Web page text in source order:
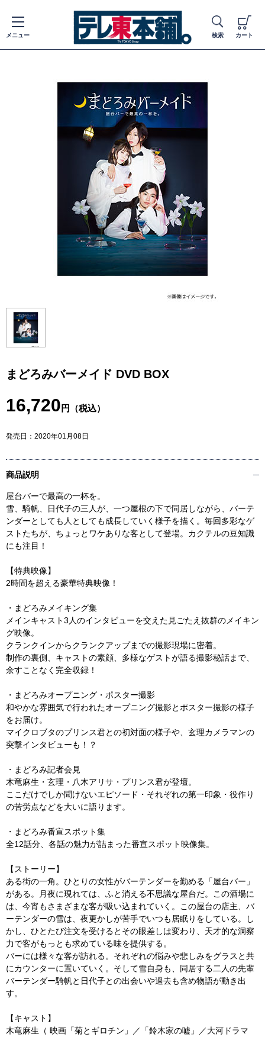
メニュー 検索 カート
まどろみバーメイド DVD BOX
16,720 円（税込）
発売日： 2020年01月08日
商品説明
屋台バーで最高の一杯を。
雪、騎帆、日代子の三人が、一つ屋根の下で同居しながら、バーテ
ンダーとしても人としても成長していく様子を描く。毎回多彩なゲ
ストたちが、ちょっとワケありな客として登場。カクテルの豆知識
にも注目！
【特典映像】
2時間を超える豪華特典映像！
・まどろみメイキング集
メインキャスト3人のインタビューを交えた見ごたえ抜群のメイキン
グ映像。
クランクインからクランクアップまでの撮影現場に密着。
制作の裏側、キャストの素顔、多様なゲストが語る撮影秘話まで、
余すことなく完全収録！
・まどろみオープニング・ポスター撮影
和やかな雰囲気で行われたオープニング撮影とポスター撮影の様子
をお届け。
マイクロブタのプリンス君との初対面の様子や、玄理カメラマンの
突撃インタビューも！？
・まどろみ記者会見
木竜麻生・玄理・八木アリサ・プリンス君が登壇。
ここだけでしか聞けないエピソード・それぞれの第一印象・役作り
の苦労点などを大いに語ります。
・まどろみ番宣スポット集
全12話分、各話の魅力が詰まった番宣スポット映像集。
【ストーリー】
ある街の一角。ひとりの女性がバーテンダーを勤める「屋台バー」
がある。月夜に現れては、ふと消える不思議な屋台だ。この酒場に
は、今宵もさまざまな客が吸い込まれていく。この屋台の店主、バ
ーテンダーの雪は、夜更かしが苦手でいつも居眠りをしている。し
かし、ひとたび注文を受けるとその眼差しは変わり、天才的な洞察
力で客がもっとも求めている味を提供する。
バーには様々な客が訪れる。それぞれの悩みや悲しみをグラスと共
にカウンターに置いていく。そして雪自身も、同居する二人の先輩
バーテンダー騎帆と日代子との出会いや過去も含め物語が動き出
す。
【キャスト】
木竜麻生（ 映画「菊とギロチン」／「鈴木家の嘘」／大河ドラマ